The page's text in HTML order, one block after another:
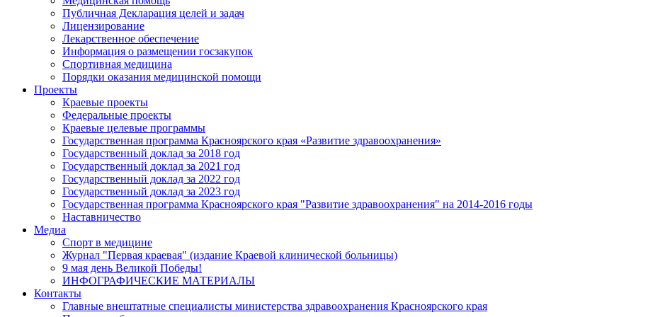
Публичная Декларация целей и задач
Лицензирование
Лекарственное обеспечение
Информация о размещении госзакупок
Спортивная медицина
Порядки оказания медицинской помощи
Проекты
Краевые проекты
Федеральные проекты
Краевые целевые программы
Государственная программа Красноярского края «Развитие здравоохранения»
Государственный доклад за 2018 год
Государственный доклад за 2021 год
Государственный доклад за 2022 год
Государственный доклад за 2023 год
Государственная программа Красноярского края "Развитие здравоохранения" на 2014-2016 годы
Наставничество
Медиа
Спорт в медицине
Журнал "Первая краевая" (издание Краевой клинической больницы)
9 мая день Великой Победы!
ИНФОГРАФИЧЕСКИЕ МАТЕРИАЛЫ
Контакты
Главные внештатные специалисты министерства здравоохранения Красноярского края